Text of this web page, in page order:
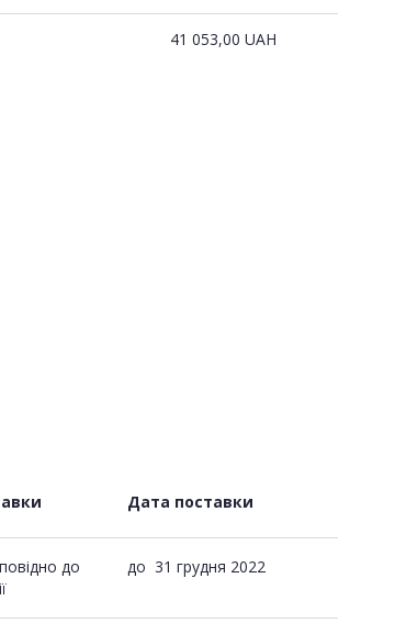
41 053,00 UAH
Дата поставки
до
до 31 грудня 2022